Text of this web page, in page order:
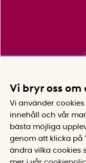
Vi bryr oss
Vi använder
innehåll och vår
bästa möjliga
genom att klicka på
ändra vilka cookies